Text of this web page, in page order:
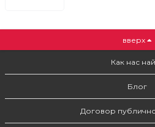
вверх
Как нас
Блог
Договор